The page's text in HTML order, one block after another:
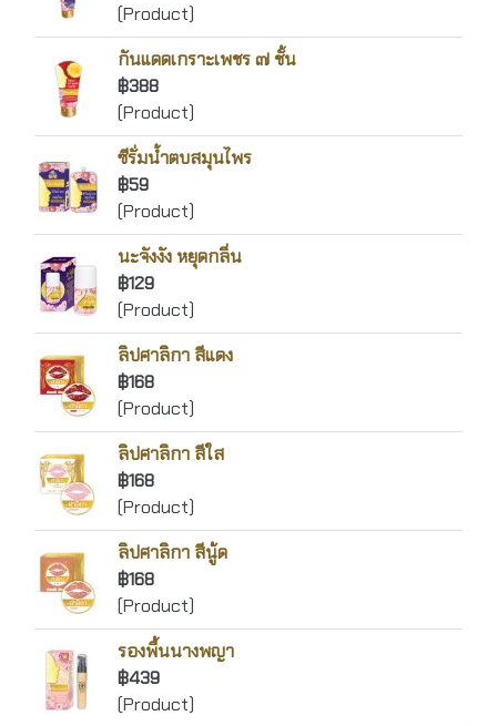
(Product)
กันแดดเกราะเพชร ๗ ชั้น
฿388
(Product)
ซีรั่มน้ำตบสมุนไพร
฿59
(Product)
นะจังงัง หยุดกลิ่น
฿129
(Product)
ลิปศาลิกา สีแดง
฿168
(Product)
ลิปศาลิกา สีใส
฿168
(Product)
ลิปศาลิกา สีนู้ด
฿168
(Product)
รองพื้นนางพญา
฿439
(Product)